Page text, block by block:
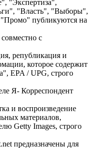
"Экспертиза",
"Власть", "Выборы",
публикуются на
с
републикация и
которое содержит
EPA / UPG, строго
Я- Корреспондент
и воспроизведение
материалов,
Getty Images, строго
предназначены для